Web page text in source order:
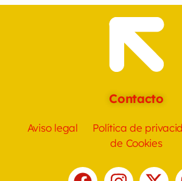
Contacto
Aviso legal Política de
de Cookies